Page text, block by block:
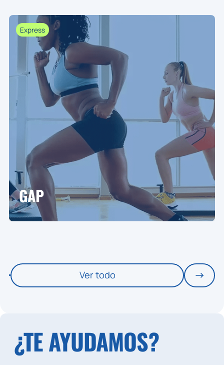
Express
GAP
Ver todo
¿TE AYUDAMOS?